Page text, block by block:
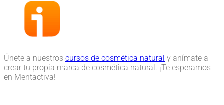
Únete a nuestros cursos de cosmética natural y anímate a
crear tu propia marca de cosmética natural. ¡Te esperamos
en Mentactiva!